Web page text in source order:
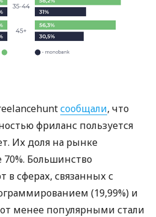
сообщали, что
фриланс пользуется
Их доля на рынке
70%. Большинство
в сферах, связанных с
(19,99%) и
менее популярными стали